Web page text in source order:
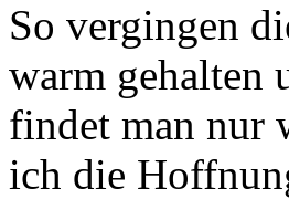
So vergingen
warm gehalten
findet man nur
ich die